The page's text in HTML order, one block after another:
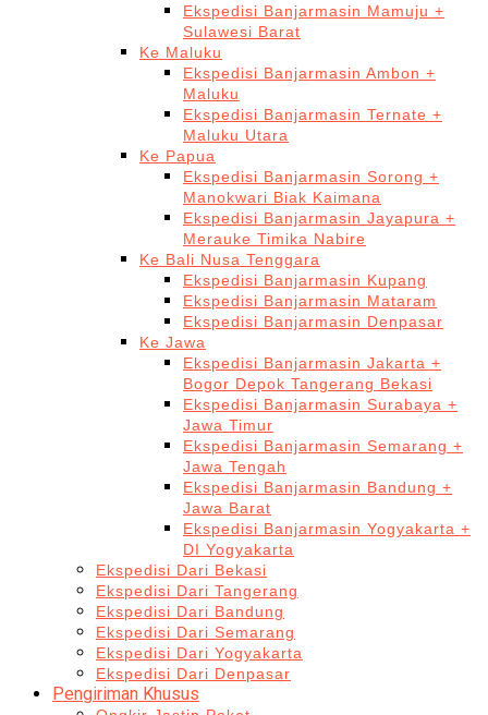
Ekspedisi Banjarmasin Mamuju +
Sulawesi Barat
Ke Maluku
Ekspedisi Banjarmasin Ambon +
Maluku
Ekspedisi Banjarmasin Ternate +
Maluku Utara
Ke Papua
Ekspedisi Banjarmasin Sorong +
Manokwari Biak Kaimana
Ekspedisi Banjarmasin Jayapura +
Merauke Timika Nabire
Ke Bali Nusa Tenggara
Ekspedisi Banjarmasin Kupang
Ekspedisi Banjarmasin Mataram
Ekspedisi Banjarmasin Denpasar
Ke Jawa
Ekspedisi Banjarmasin Jakarta +
Bogor Depok Tangerang Bekasi
Ekspedisi Banjarmasin Surabaya +
Jawa Timur
Ekspedisi Banjarmasin Semarang +
Jawa Tengah
Ekspedisi Banjarmasin Bandung +
Jawa Barat
Ekspedisi Banjarmasin Yogyakarta +
DI Yogyakarta
Ekspedisi Dari Bekasi
Ekspedisi Dari Tangerang
Ekspedisi Dari Bandung
Ekspedisi Dari Semarang
Ekspedisi Dari Yogyakarta
Ekspedisi Dari Denpasar
Pengiriman Khusus